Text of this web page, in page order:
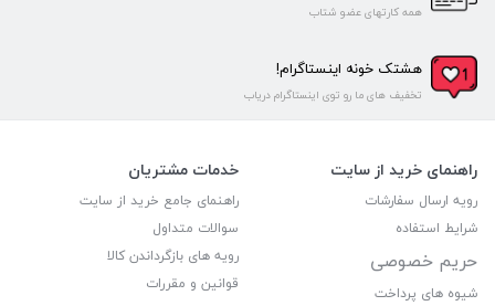
همه کارتهای عضو شتاب
هشتک خونه اینستاگرام!
تخفیف های ما رو توی اینستاگرام دریاب
راهنمای خرید از سایت
رویه ارسال سفارشات
شرایط استفاده
حریم خصوصی
شیوه های پرداخت
خدمات مشتریان
راهنمای جامع خرید از سایت
سوالات متداول
رویه های بازگرداندن کالا
قوانین و مقررات